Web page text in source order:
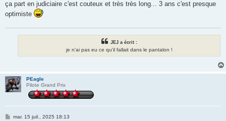
a
g
e
ça part en judiciaire c'est couteux et très très long... 3 ans c'est presque
optimiste
JEJ a écrit :
je n'ai pas eu ce qu'il fallait dans le pantalon !
PEagle
Pilote Grand Prix
Mmar. 15 juil., 2025 18:13